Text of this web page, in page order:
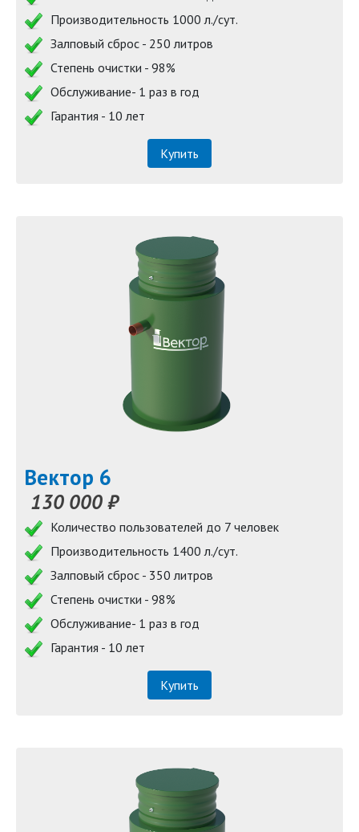
Производительность 1000 л./сут.
Залповый сброс - 250 литров
Степень очистки - 98%
Обслуживание- 1 раз в год
Гарантия - 10 лет
Купить
Вектор 6
130 000 ₽
Количество пользователей до 7 человек
Производительность 1400 л./сут.
Залповый сброс - 350 литров
Степень очистки - 98%
Обслуживание- 1 раз в год
Гарантия - 10 лет
Купить